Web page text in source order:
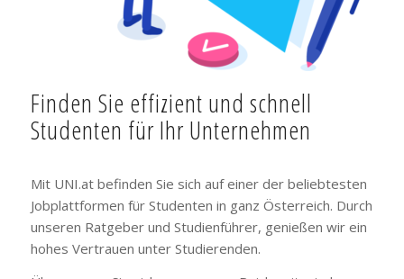
Finden Sie effizient und schnell
Studenten für Ihr Unternehmen
Mit UNI.at befinden Sie sich auf einer der beliebtesten
Jobplattformen für Studenten in ganz Österreich. Durch
unseren Ratgeber und Studienführer, genießen wir ein
hohes Vertrauen unter Studierenden.